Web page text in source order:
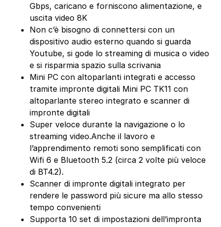
Gbps, caricano e forniscono alimentazione, e
uscita video 8K
Non c’è bisogno di connettersi con un
dispositivo audio esterno quando si guarda
Youtube, si gode lo streaming di musica o video
e si risparmia spazio sulla scrivania
Mini PC con altoparlanti integrati e accesso
tramite impronte digitali Mini PC TK11 con
altoparlante stereo integrato e scanner di
impronte digitali
Super veloce durante la navigazione o lo
streaming video.Anche il lavoro e
l’apprendimento remoti sono semplificati con
Wifi 6 e Bluetooth 5.2 (circa 2 volte più veloce
di BT4.2).
Scanner di impronte digitali integrato per
rendere le password più sicure ma allo stesso
tempo convenienti
Supporta 10 set di impostazioni dell’impronta